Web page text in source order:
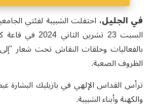
في الجليل، احتفلت الشبيبة لفئتي
السبت 23 تشرين الثاني 2024 في قاعة كنيسة البشارة في الناصرة، كما وعقد
بالفعاليات وحلقات النقاش تحت شعار
الظروف الصعبة.
ترأس القداس الإلهي في بازيليك البشارة
والكهنةوأبناء الشبيبة.